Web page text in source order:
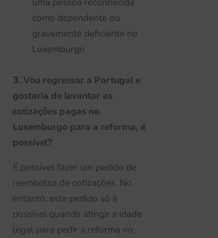
como dependente ou
gravemente deficiente no
Luxemburgo
3. Vou regressar a Portugal e
gostaria de levantar as
cotizações pagas no
Luxemburgo para a reforma, é
possível?
É possível fazer um pedido de
reembolso de cotizações. No
entanto, este pedido só é
possível quando atingir a idade
legal para pedir a reforma no